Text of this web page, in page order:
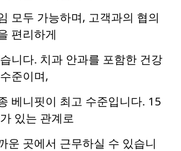
모두 가능하며, 고객과의 협의
편리하게
니다. 치과 안과를 포함한 건강
준이며,
베니핏이 최고 수준입니다. 15
있는 관계로
운 곳에서 근무하실 수 있습니